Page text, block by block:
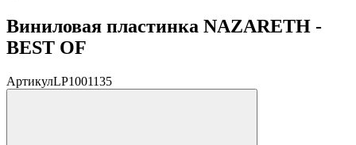
Виниловая пластинка NAZARETH -
BEST OF
АртикулLP1001135